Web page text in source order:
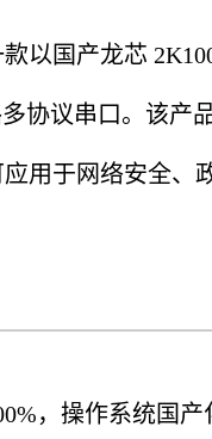
款以国产龙芯
协议串口。该产
用于网络安全、
，操作系统国产